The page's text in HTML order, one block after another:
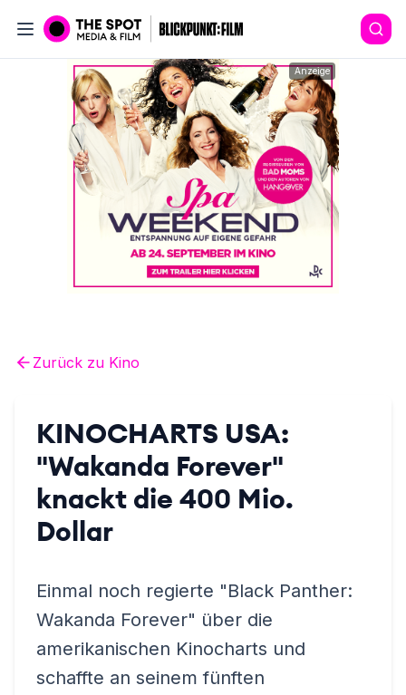
Anzeige
Zurück zu Kino
KINOCHARTS USA:
"Wakanda Forever"
knackt die 400 Mio.
Dollar
Einmal noch regierte "Black Panther:
Wakanda Forever" über die
amerikanischen Kinocharts und
schaffte an seinem fünften